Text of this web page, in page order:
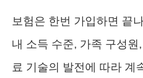
보험은 한번 가입하면 끝
내 소득 수준, 가족 구성원
료 기술의 발전에 따라 계